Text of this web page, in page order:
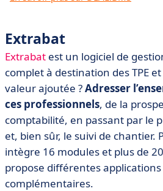
Extrabat
Extrabat est un logiciel de
complet à destination des TPE
valeur ajoutée ?Adresser
ces professionnels, de la
comptabilité, en passant par le
et, bien sûr, le suivi de chantier.
intègre 16 modules et plus de
propose différentes
complémentaires.